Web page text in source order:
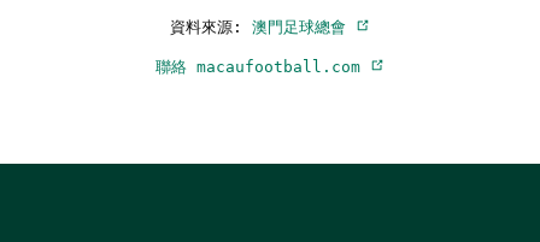
資料來源: 澳門足球總會
聯絡 macaufootball.com